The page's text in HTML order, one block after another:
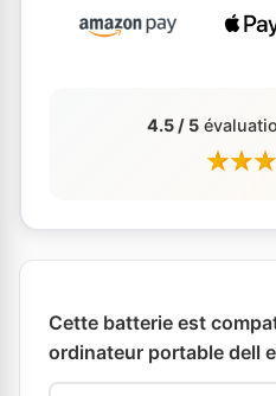
4.5 / 5
Cette batterie est
ordinateur portable dell